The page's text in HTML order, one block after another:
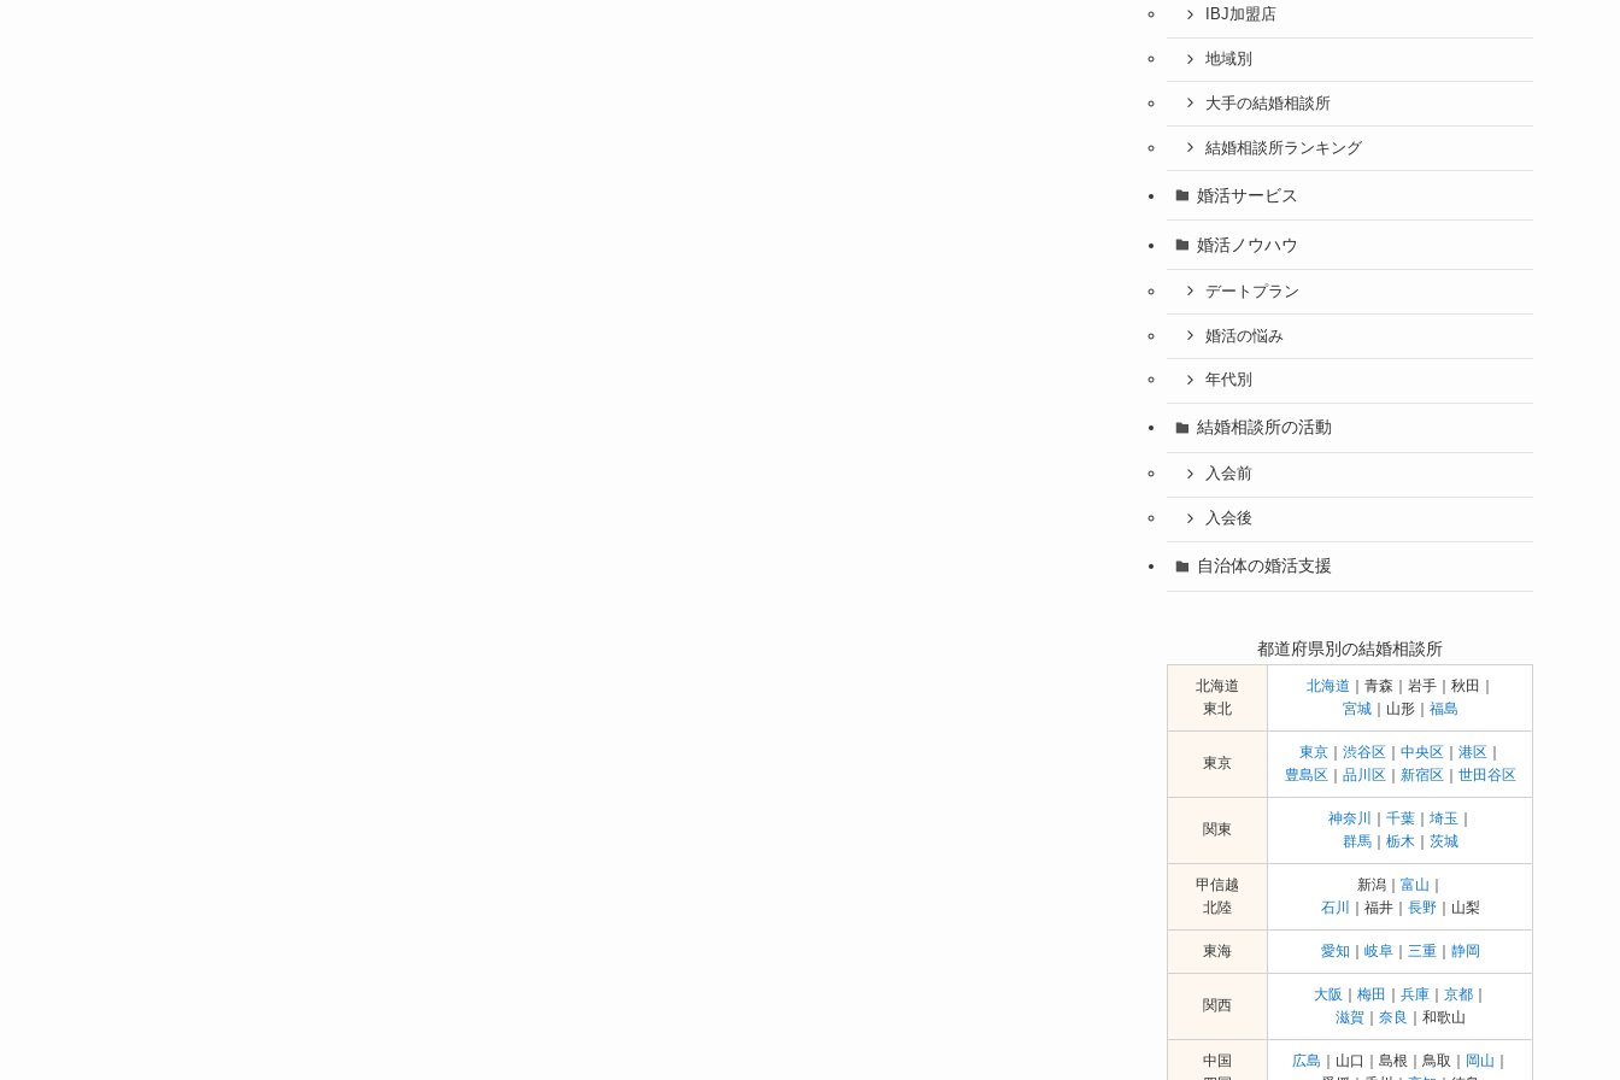
IBJ加盟店
地域別
大手の結婚相談所
結婚相談所ランキング
婚活サービス
婚活ノウハウ
デートプラン
婚活の悩み
年代別
結婚相談所の活動
入会前
入会後
自治体の婚活支援
都道府県別の結婚相談所
北海道
東北
北海道 ｜青森｜岩手｜秋田｜
宮城｜山形｜ 福島
東京
東京｜ 渋谷区｜ 中央区｜ 港区｜
豊島区｜ 品川区｜ 新宿区｜ 世田谷区
関東
神奈川 ｜ 千葉｜ 埼玉 ｜
群馬｜ 栃木 ｜ 茨城
甲信越
北陸
新潟｜ 富山 ｜
石川
｜福井｜ 長野｜山梨
東海 愛知 ｜ 岐阜｜ 三重｜ 静岡
関西
大阪 ｜ 梅田 ｜ 兵庫｜ 京都｜
滋賀｜ 奈良 ｜和歌山
中国
広島 ｜山口｜島根｜鳥取｜ 岡山 ｜